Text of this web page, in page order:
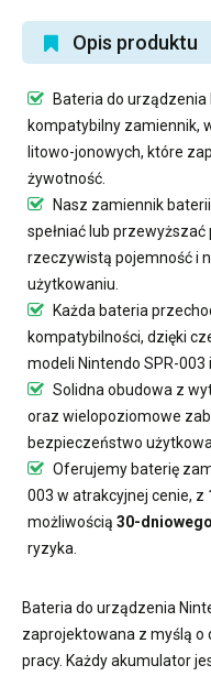
Opis produktu
Bateria do urządzenia
kompatybilny zamiennik,
litowo-jonowych, które
żywotność.
Nasz zamiennik baterii
spełniać lub
rzeczywistą pojemność i
użytkowaniu.
Każda bateria
kompatybilności, dzięki
modeli Nintendo SPR-003
Solidna obudowa z
oraz wielopoziomowe
bezpieczeństwo
Oferujemybaterię
003 w atrakcyjnej cenie, z
możliwością 30-
ryzyka.
Bateria do urządzenia
zaprojektowana z myślą o
pracy. Każdy akumulator